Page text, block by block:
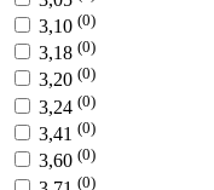
3,10 (0)
3,18 (0)
3,20 (0)
3,24 (0)
3,41 (0)
3,60 (0)
(0)